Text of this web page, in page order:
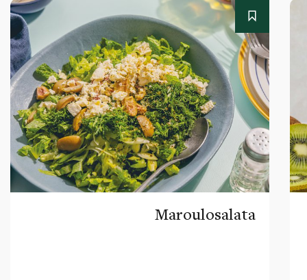
Maroulosalata